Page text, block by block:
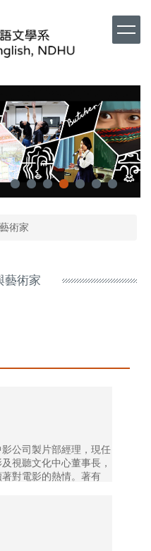
術家
藝術家
公司製片部經理，現任
視聽文化中心董事長，
對電影的熱情。著有